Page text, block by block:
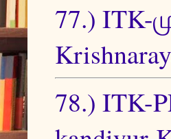
77.) ITK-
78.) ITK-